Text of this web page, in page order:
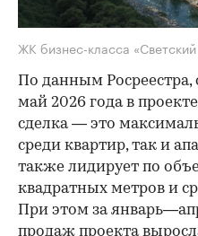
ЖК бизнес-класса
По данным Росреестра,
май 2026 года в
сделка — это
среди квартир, так и
также лидирует по
квадратных метров и
При этом за
продаж проекта